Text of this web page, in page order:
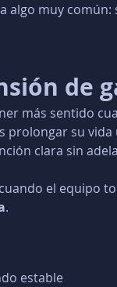
algo muy
de
más sentido
prolongar su
clara sin
el equipo
.
estable